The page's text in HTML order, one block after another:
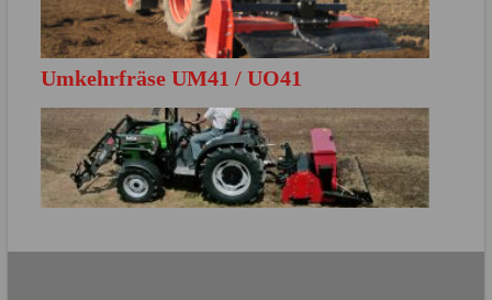
MEHR ERFAHREN
Direkt zur Produktbroschüre
Umkehrfräse UM41 / UO41